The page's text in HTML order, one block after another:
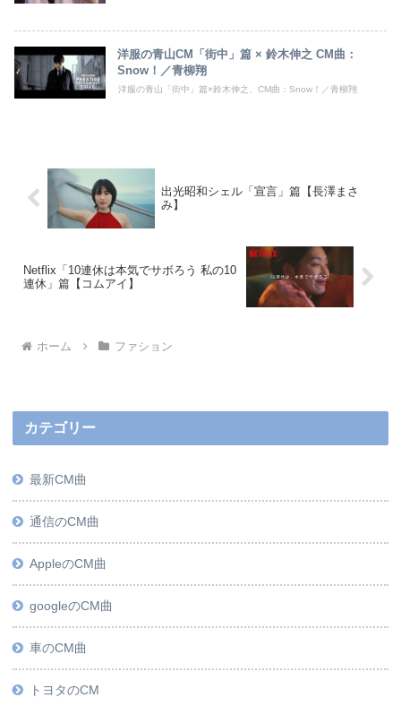
洋服の青山CM「街中」篇 × 鈴木伸之 CM曲：
Snow！／青柳翔
洋服の青山「街中」篇×鈴木伸之、CM曲：Snow！／青柳翔
出光昭和シェル「宣言」篇【長澤まさ
み】
Netflix「10連休は本気でサボろう 私の10
連休」篇【コムアイ】
ホーム ファション
カテゴリー
最新CM曲
通信のCM曲
AppleのCM曲
googleのCM曲
車のCM曲
トヨタのCM